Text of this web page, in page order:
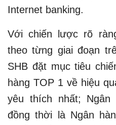
Internet banking.
Với chiến lược rõ
theo từng giai đoạn
SHB đặt mục tiêu
hàng TOP 1 về hiệu
yêu thích nhất;
đồng thời là Ngân